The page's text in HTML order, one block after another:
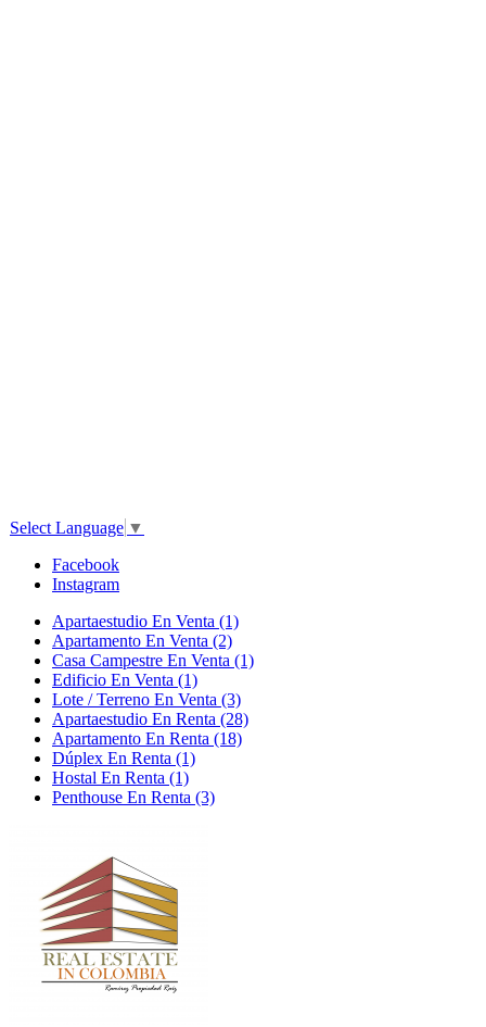
Select Language ▼
Facebook
Instagram
Apartaestudio En Venta (1)
Apartamento En Venta (2)
Casa Campestre En Venta (1)
Edificio En Venta (1)
Lote / Terreno En Venta (3)
Apartaestudio En Renta (28)
Apartamento En Renta (18)
Dúplex En Renta (1)
Hostal En Renta (1)
Penthouse En Renta (3)